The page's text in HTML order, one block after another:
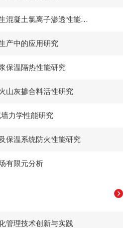
物理强化与粉煤灰对再生混凝土氯离子渗透性能的影响
产中的应用研究
保温隔热性能研究
山灰掺合料活性研究
力学性能研究
保温系统防火性能研究
有限元分析
管理技术创新与实践